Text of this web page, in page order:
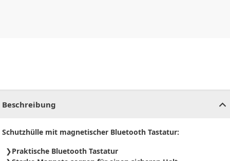
Beschreibung
Schutzhülle mit magnetischer Bluetooth Tastatur:
Praktische Bluetooth Tastatur